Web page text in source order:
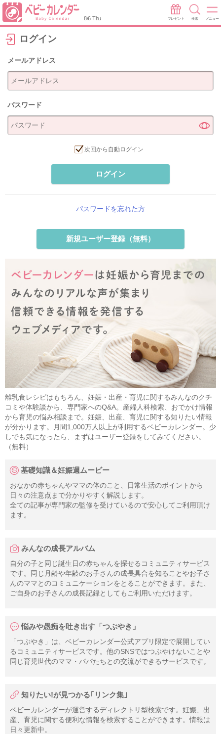
8/6 Thu プレゼント 検索 メニュー
ログイン
メールアドレス
パスワード
次回から自動ログイン
ログイン
パスワードを忘れた方
新規ユーザー登録（無料）
離乳食レシピはもちろん、妊娠・出産・育児に関するみんなのクチ
コミや体験談から、専門家へのQ&A。産婦人科検索、おでかけ情報
から育児の悩み相談まで。妊娠、出産、育児に関する知りたい情報
が分かります。月間1,000万人以上が利用するベビーカレンダー。少
しでも気になったら、まずはユーザー登録をしてみてください。
（無料）
基礎知識＆妊娠週ムービー
おなかの赤ちゃんやママの体のこと、日常生活のポイントから
日々の注意点まで分かりやすく解説します。
全ての記事が専門家の監修を受けているので安心してご利用頂け
ます。
みんなの成長アルバム
自分の子と同じ誕生日の赤ちゃんを探せるコミュニティサービス
です。同じ月齢や年齢のお子さんの成長具合を知ることやお子さ
んのママとのコミュニケーションをとることができます。また、
ご自身のお子さんの成長記録としてもご利用いただけます。
悩みや愚痴を吐き出す「つぶやき」
「つぶやき」は、ベビーカレンダー公式アプリ限定で展開してい
るコミュニティサービスです。他のSNSではつぶやけないことや
同じ育児世代のママ・パパたちとの交流ができるサービスです。
知りたい!が見つかる｢リンク集｣
ベビーカレンダーが運営するディレクトリ型検索です。妊娠、出
産、育児に関する便利な情報を検索することができます。情報は
日々更新中。